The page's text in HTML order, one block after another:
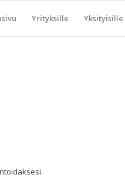
Yrityksille Yksityisille